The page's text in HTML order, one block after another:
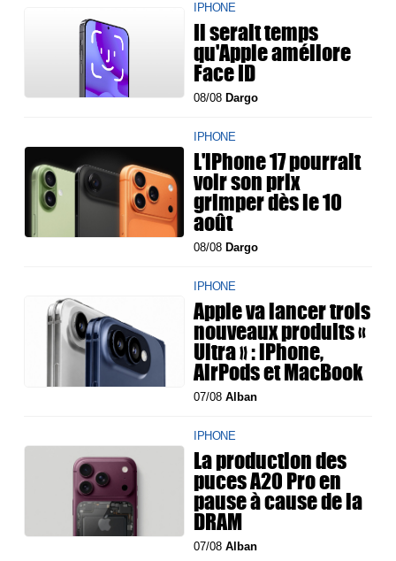
IPHONE
Il serait temps
qu'Apple améliore
Face ID
08/08 Dargo
IPHONE
L'iPhone 17 pourrait
voir son prix
grimper dès le 10
août
08/08 Dargo
IPHONE
Apple va lancer trois
nouveaux produits «
Ultra » : iPhone,
AirPods et MacBook
07/08Alban
IPHONE
La production des
puces A20 Pro en
pause à cause de la
DRAM
07/08Alban